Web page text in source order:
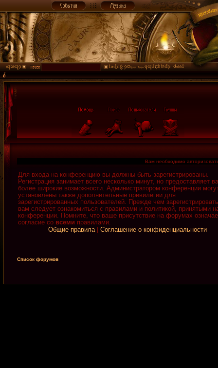
Вам необходимо
Для входа на конференцию вы должны быть зарегистрированы.
Регистрация занимает всего несколько минут, но предоставляет
более широкие возможности. Администратором конференции
установлены также дополнительные привилегии для
зарегистрированных пользователей. Прежде чем
вам следует ознакомиться с правилами и политикой, принятыми
конференции. Помните, что ваше присутствие на форумах
согласие со всеми правилами.
Общие правила| Соглашение о конфиденциальности
Список форумов